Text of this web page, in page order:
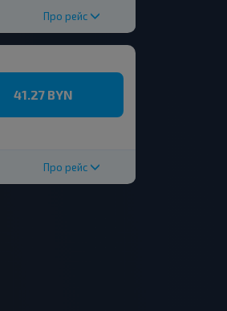
Про рейс
41.27 BYN
Про рейс